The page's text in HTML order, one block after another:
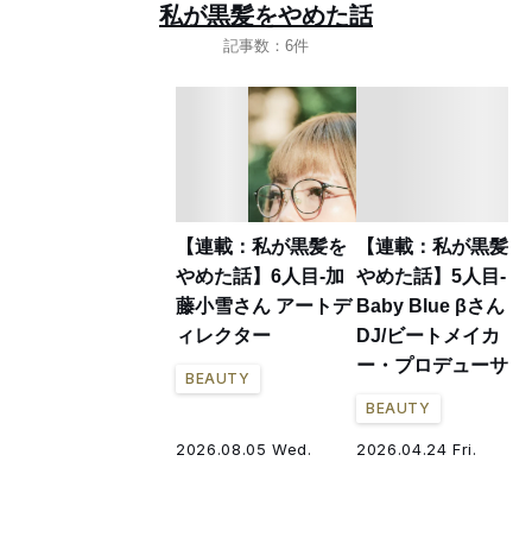
私が黒髪をやめた話
記事数：6件
【連載：私が黒髪を
やめた話】6人目-加
藤小雪さん アートデ
ィレクター
BEAUTY
2026.08.05 Wed.
【連載：私が黒髪を
やめた話】5人目-
Baby Blue βさん
DJ/ビートメイカ
ー・プロデューサー
BEAUTY
2026.04.24 Fri.